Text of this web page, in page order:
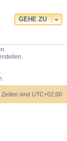
GEHE ZU
sind UTC+02:00